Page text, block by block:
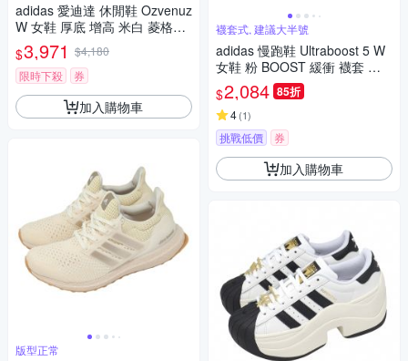
adidas 愛迪達 休閒鞋 Ozvenuz
W 女鞋 厚底 增高 米白 菱格紋
老爹鞋 蝴蝶鞋 HQ2643
$3,971 $4,180
限時下殺
券
加入購物車
版型正常
襪套式, 建議大半號
adidas 慢跑鞋 Ultraboost 5 W
女鞋 粉 BOOST 緩衝 襪套 運
動鞋 愛迪達 ID8845
$2,084 85折
4(1)
挑戰低價 券
加入購物車